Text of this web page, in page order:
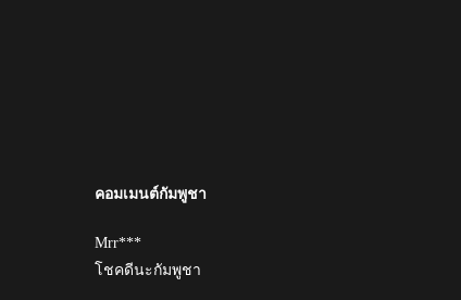
คอมเมนต์กัมพูชา
Mrr***
โชคดีนะกัมพูชา